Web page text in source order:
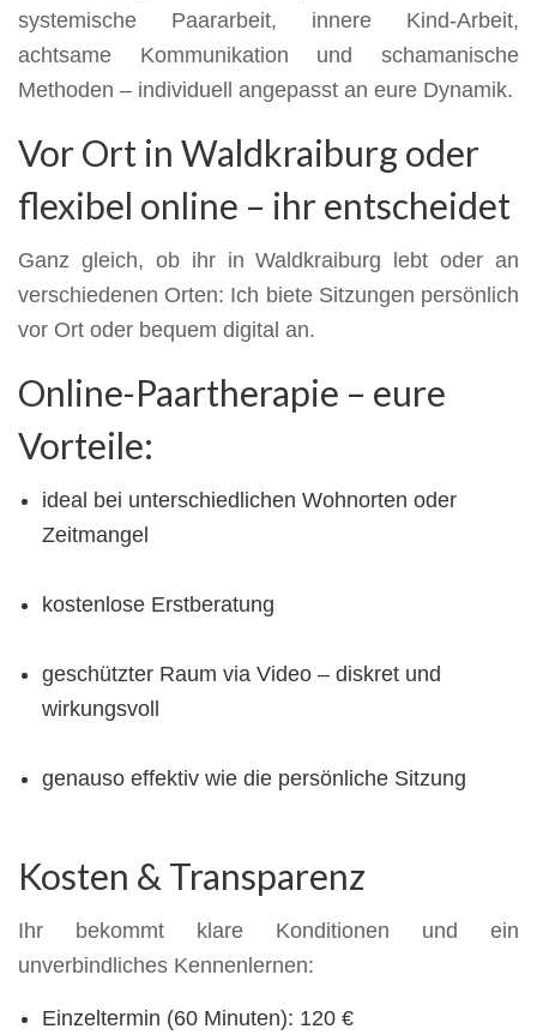
systemische Paararbeit, innere Kind-Arbeit,
achtsame Kommunikation und schamanische
Methoden – individuell angepasst an eure Dynamik.
Vor Ort in Waldkraiburg oder
flexibel online – ihr entscheidet
Ganz gleich, ob ihr in Waldkraiburg lebt oder an
verschiedenen Orten: Ich biete Sitzungen persönlich
vor Ort oder bequem digital an.
Online-Paartherapie – eure
Vorteile:
ideal bei unterschiedlichen Wohnorten oder
Zeitmangel
kostenlose Erstberatung
geschützter Raum via Video – diskret und
wirkungsvoll
genauso effektiv wie die persönliche Sitzung
Kosten & Transparenz
Ihr bekommt klare Konditionen und ein
unverbindliches Kennenlernen:
Einzeltermin (60 Minuten): 120 €